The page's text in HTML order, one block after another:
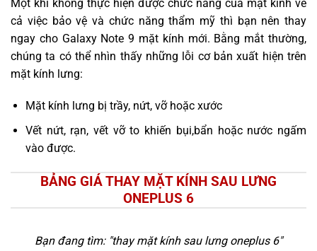
Một khi không thực hiện được chức năng của mặt kính về
cả việc bảo vệ và chức năng thẩm mỹ thì bạn nên thay
ngay cho Galaxy Note 9 mặt kính mới. Bằng mắt thường,
chúng ta có thể nhìn thấy những lỗi cơ bản xuất hiện trên
mặt kính lưng:
Mặt kính lưng bị trầy, nứt, vỡ hoặc xước
Vết nứt, rạn, vết vỡ to khiến bụi,bẩn hoặc nước ngấm
vào được.
BẢNG GIÁ THAY MẶT KÍNH SAU LƯNG
ONEPLUS 6
Bạn đang tìm: "thay mặt kính sau lưng oneplus 6"